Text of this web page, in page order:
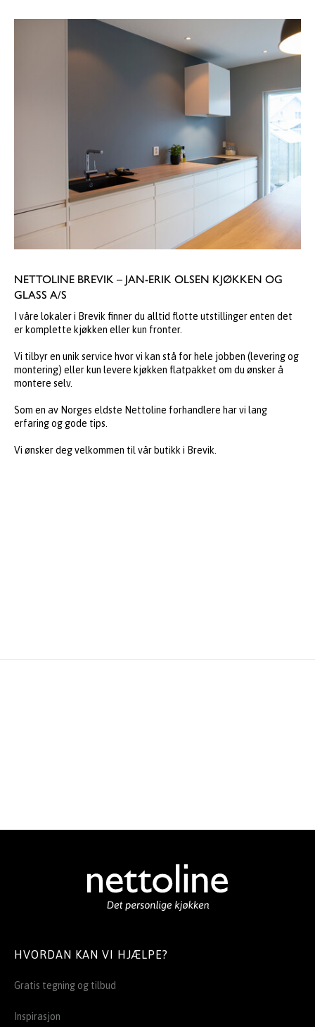
NETTOLINE BREVIK – JAN-ERIK OLSEN KJØKKEN OG
GLASS A/S
I våre lokaler i Brevik finner du alltid flotte utstillinger enten det
er komplette kjøkken eller kun fronter.
Vi tilbyr en unik service hvor vi kan stå for hele jobben (levering og
montering) eller kun levere kjøkken flatpakket om du ønsker å
montere selv.
Som en av Norges eldste Nettoline forhandlere har vi lang
erfaring og gode tips.
Vi ønsker deg velkommen til vår butikk i Brevik.
HVORDAN KAN VI HJÆLPE?
Gratis tegning og tilbud
Inspirasjon